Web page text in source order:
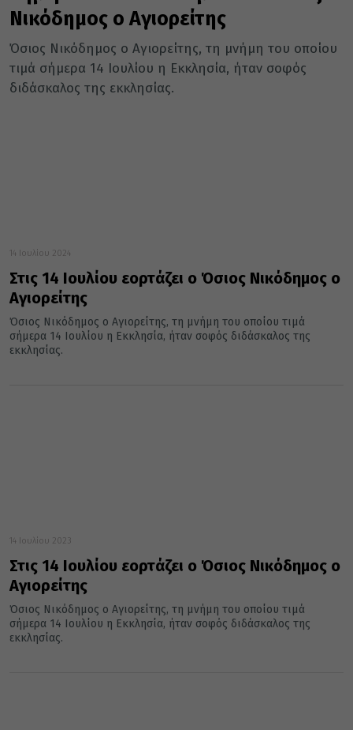
Νικόδημος ο Αγιορείτης
Όσιος Νικόδημος ο Αγιορείτης, τη μνήμη του οποίου
τιμά σήμερα 14 Ιουλίου η Εκκλησία, ήταν σοφός
διδάσκαλος της εκκλησίας.
14 Ιουλίου 2024
Στις 14 Ιουλίου εορτάζει ο Όσιος Νικόδημος ο
Αγιορείτης
Όσιος Νικόδημος ο Αγιορείτης, τη μνήμη του οποίου τιμά
σήμερα 14 Ιουλίου η Εκκλησία, ήταν σοφός διδάσκαλος της
εκκλησίας.
14 Ιουλίου 2023
Στις 14 Ιουλίου εορτάζει ο Όσιος Νικόδημος ο
Αγιορείτης
Όσιος Νικόδημος ο Αγιορείτης, τη μνήμη του οποίου τιμά
σήμερα 14 Ιουλίου η Εκκλησία, ήταν σοφός διδάσκαλος της
εκκλησίας.